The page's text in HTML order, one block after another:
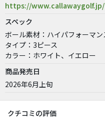
https://www.callawaygolf.jp/
スペック
ボール素材：ハイパフォーマ
タイプ：3ピース
カラー：ホワイト、イエロー
商品発売日
2026年6月上旬
クチコミの評価